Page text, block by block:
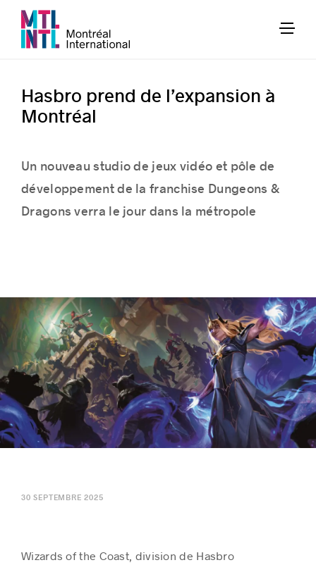
Histoires de réussite
Hasbro prend de l’expansion à
Montréal
Un nouveau studio de jeux vidéo et pôle de
développement de la franchise Dungeons &
Dragons verra le jour dans la métropole
30 SEPTEMBRE 2025
Wizards of the Coast, division de Hasbro